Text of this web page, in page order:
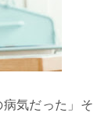
病気だった」そ